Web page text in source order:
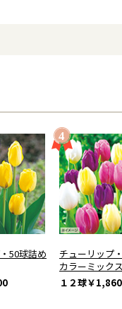
50球詰め
チューリップ
カラーミックス
１２球￥1,860